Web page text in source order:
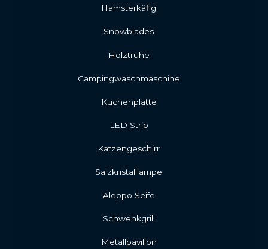
Hamsterkäfig
Snowblades
Holztruhe
Campingwaschmaschine
Kuchenplatte
LED Strip
Katzengeschirr
Salzkristalllampe
Aleppo Seife
Schwenkgrill
Metallpavillon